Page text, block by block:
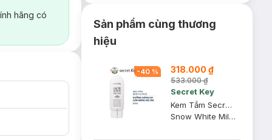
hãng có
Sản phẩm cùng thương
hiệu
-40% 318.000 ₫
533.000 ₫
Secret Key
Kem Tắm Secret Key Dưỡng Sáng Da Mặt Và Cơ Thể 200g
Snow White Milky Pack